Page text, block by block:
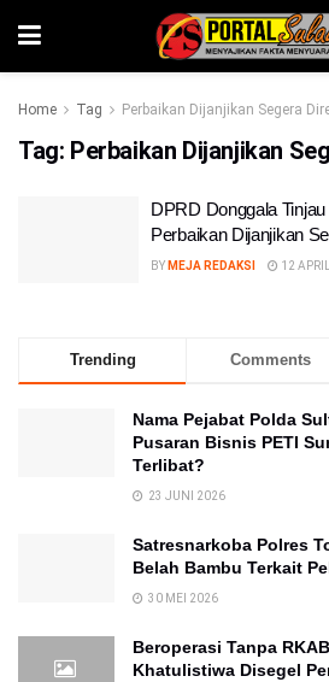
Home Tag Perbaikan Dijanjikan Segera
Tag: Perbaikan Dijanjikan
DPRD Donggala
Perbaikan Dijanjikan
BY MEJA REDAKSI 12
Trending Comments
Nama Pejabat Polda
Pusaran Bisnis PETI
Terlibat?
23 JUNI 2026
Satresnarkoba Polres
Belah Bambu Terkait
30 MEI 2026
Beroperasi Tanpa
Khatulistiwa Disegel